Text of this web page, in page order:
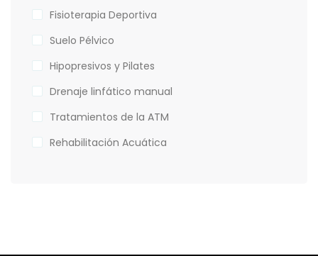
Fisioterapia Deportiva
Suelo Pélvico
Hipopresivos y Pilates
Drenaje linfático manual
Tratamientos de la ATM
Rehabilitación Acuática